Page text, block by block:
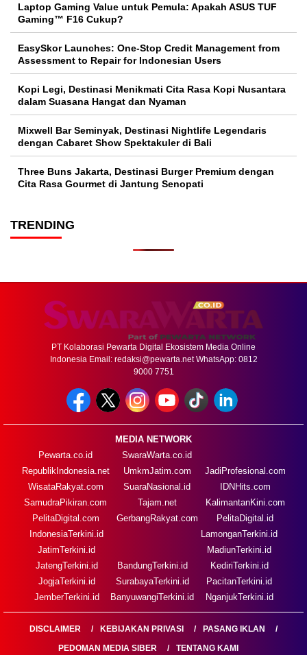
Laptop Gaming Value untuk Pemula: Apakah ASUS TUF
Gaming™ F16 Cukup?
EasySkor Launches: One-Stop Credit Management from
Assessment to Repair for Indonesian Users
Kopi Legi, Destinasi Menikmati Cita Rasa Kopi Nusantara
dalam Suasana Hangat dan Nyaman
Mixwell Bar Seminyak, Destinasi Nightlife Legendaris
dengan Cabaret Show Spektakuler di Bali
Three Buns Jakarta, Destinasi Burger Premium dengan
Cita Rasa Gourmet di Jantung Senopati
TRENDING
PT Kolaborasi Pewarta Digital Ekosistem Media Online
Indonesia Email: redaksi@pewarta.netWhatsApp: 0812
9000 7751
MEDIA NETWORK
Pewarta.co.id
RepublikIndonesia.net
WisataRakyat.com
SamudraPikiran.com
PelitaDigital.com
SwaraWarta.co.id
UmkmJatim.com
SuaraNasional.id
Tajam.net
GerbangRakyat.com
JadiProfesional.com
IDNHits.com
KalimantanKini.com
PelitaDigital.id
IndonesiaTerkini.id
JatimTerkini.id
JatengTerkini.id
JogjaTerkini.id
JemberTerkini.id
BandungTerkini.id
SurabayaTerkini.id
BanyuwangiTerkini.id
LamonganTerkini.id
MadiunTerkini.id
KediriTerkini.id
PacitanTerkini.id
NganjukTerkini.id
DISCLAIMER KEBIJAKAN PRIVASI
PASANG IKLAN
PEDOMAN MEDIA SIBER
TENTANG KAMI